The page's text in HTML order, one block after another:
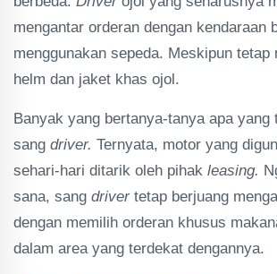
mengantar orderan dengan kendaraan
menggunakan sepeda. Meskipun tetap
helm dan jaket khas ojol.
Banyak yang bertanya-tanya apa yang
sang driver. Ternyata, motor yang
sehari-hari ditarik oleh pihak leasing.
sana, sang driver tetap berjuang
dengan memilih orderan khusus
dalam area yang terdekat dengannya.